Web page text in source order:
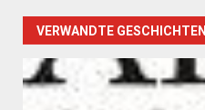
VERWANDTE GESCHICHTEN